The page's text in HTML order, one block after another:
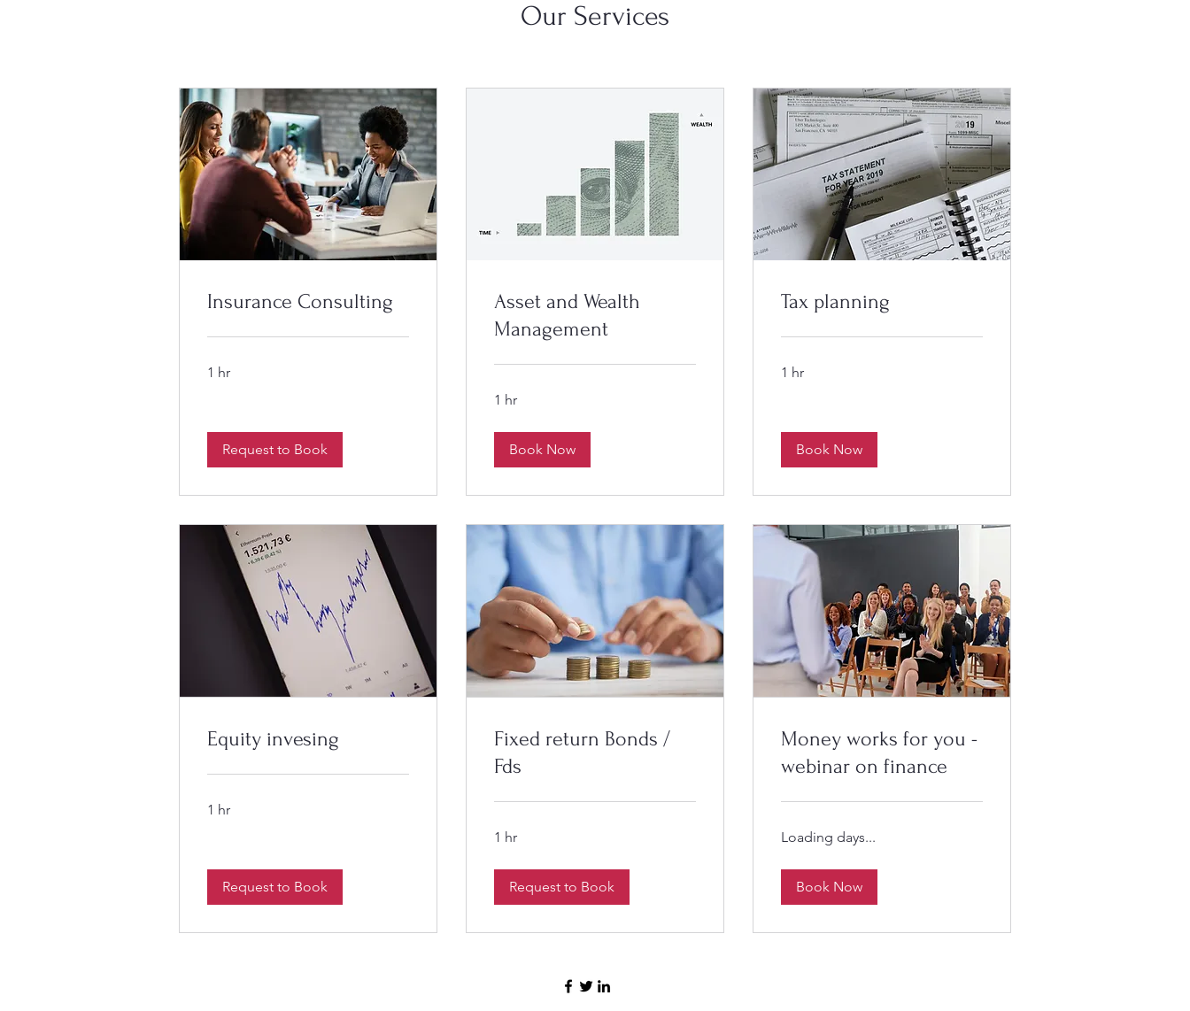
Our Services
Insurance Consulting
1 hr
Request to Book
Asset and Wealth
Management
1 hr
Book Now
Tax planning
1 hr
Book Now
Equity invesing
1 hr
Request to Book
Fixed return Bonds /
Fds
1 hr
Request to Book
Money works for you -
webinar on finance
Loading days...
Book Now